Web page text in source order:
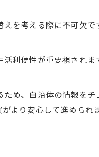
を考える際に不可欠
利便性が重要視され
め、自治体の情報を
より安心して進められま